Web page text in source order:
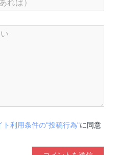
ト利用条件の"投稿行為"に同意